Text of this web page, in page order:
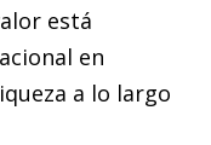
está
en
a lo largo